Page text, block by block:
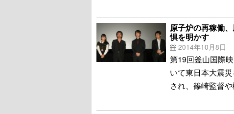
原子炉の再稼働
惧を明かす
2014年10月8日
第19回釜山国際
いて東日本大震
され、篠崎監督